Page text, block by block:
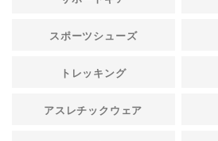
スポーツシューズ
トレッキング
アスレチックウェア